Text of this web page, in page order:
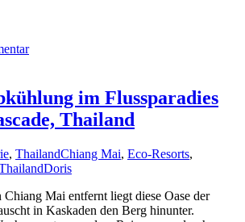
im Flussparadies
Thailand
, ThailandChiang Mai, Eco-Resorts,
Doris
Mai entfernt liegt diese Oase der
in Kaskaden den Berg hinunter.